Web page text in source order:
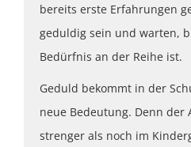
bereits erste Erfahrungen
geduldig sein und warten,
Bedürfnis an der Reihe ist.
Geduld bekommt in der
neue Bedeutung. Denn der
strenger als noch im